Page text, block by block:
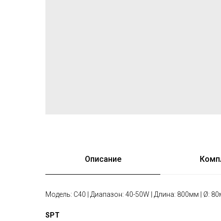
Описание
Модель: C40 | Диапазон: 40-50W | Длина: 800мм | Ø:
SPT